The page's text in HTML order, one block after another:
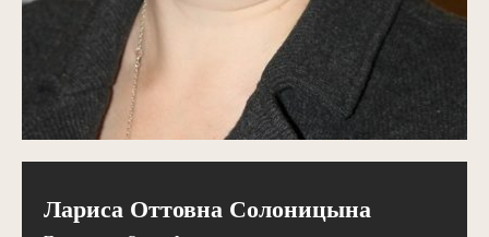
Лариса Оттовна Солоницына